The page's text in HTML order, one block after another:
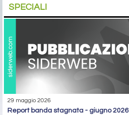
SPECIALI
29 maggio 2026
report banda stagnata - giugno 2026